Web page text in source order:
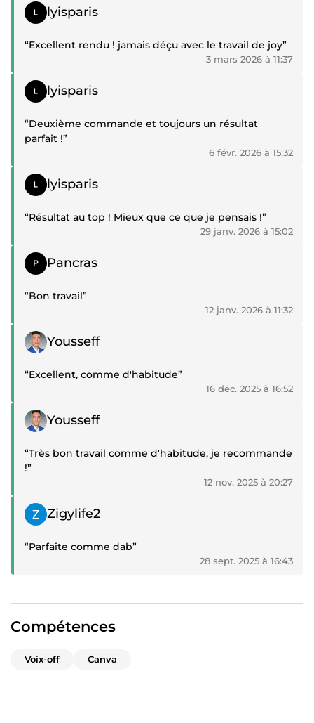
Témoignage positif
lyisparis
“Excellent rendu ! jamais déçu avec le travail de joy”
3 mars 2026 à 11:37
Témoignage positif
lyisparis
“Deuxième commande et toujours un résultat
parfait !”
6 févr. 2026 à 15:32
Témoignage positif
lyisparis
“Résultat au top ! Mieux que ce que je pensais !”
29 janv. 2026 à 15:02
Témoignage positif
Pancras
“Bon travail”
12 janv. 2026 à 11:32
Témoignage positif
Yousseff
“Excellent, comme d'habitude”
16 déc. 2025 à 16:52
Témoignage positif
Yousseff
“Très bon travail comme d'habitude, je recommande
!”
12 nov. 2025 à 20:27
Témoignage positif
Zigylife2
“Parfaite comme dab”
28 sept. 2025 à 16:43
Compétences
Voix-off Canva